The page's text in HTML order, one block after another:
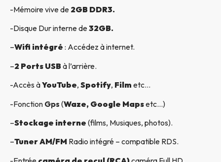
-Mémoire vive de 2GB DDR3.
-Disque Dur interne de32GB.
–Wifi intégré : Accédez à internet.
–2 Ports USBà l’arrière.
-Accès àYouTube, Spotify, Film etc…
-Fonction Gps (Waze, Google Mapsetc…)
–Stockage interne (films, Musiques, photos).
–Tuner AM/FM Radio intégré – compatible RDS.